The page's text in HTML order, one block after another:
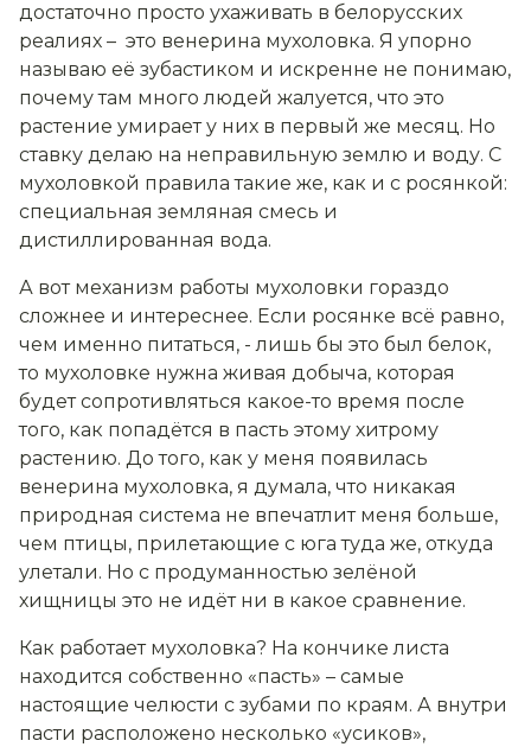
достаточно просто ухаживать в белорусских
реалиях – это венерина мухоловка. Я упорно
называю её зубастиком и искренне не понимаю,
почему там много людей жалуется, что это
растение умирает у них в первый же месяц. Но
ставку делаю на неправильную землю и воду. С
мухоловкой правила такие же, как и с росянкой:
специальная земляная смесь и
дистиллированная вода.
А вот механизм работы мухоловки гораздо
сложнее и интереснее. Если росянке всё равно,
чем именно питаться, - лишь бы это был белок,
то мухоловке нужна живая добыча, которая
будет сопротивляться какое-то время после
того, как попадётся в пасть этому хитрому
растению. До того, как у меня появилась
венерина мухоловка, я думала, что никакая
природная система не впечатлит меня больше,
чем птицы, прилетающие с юга туда же, откуда
улетали. Но с продуманностью зелёной
хищницы это не идёт ни в какое сравнение.
Как работает мухоловка? На кончике листа
находится собственно «пасть» – самые
настоящие челюсти с зубами по краям. А внутри
пасти расположено несколько «усиков»,